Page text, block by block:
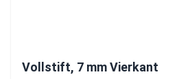
Vollstift, 7 mm Vierkant